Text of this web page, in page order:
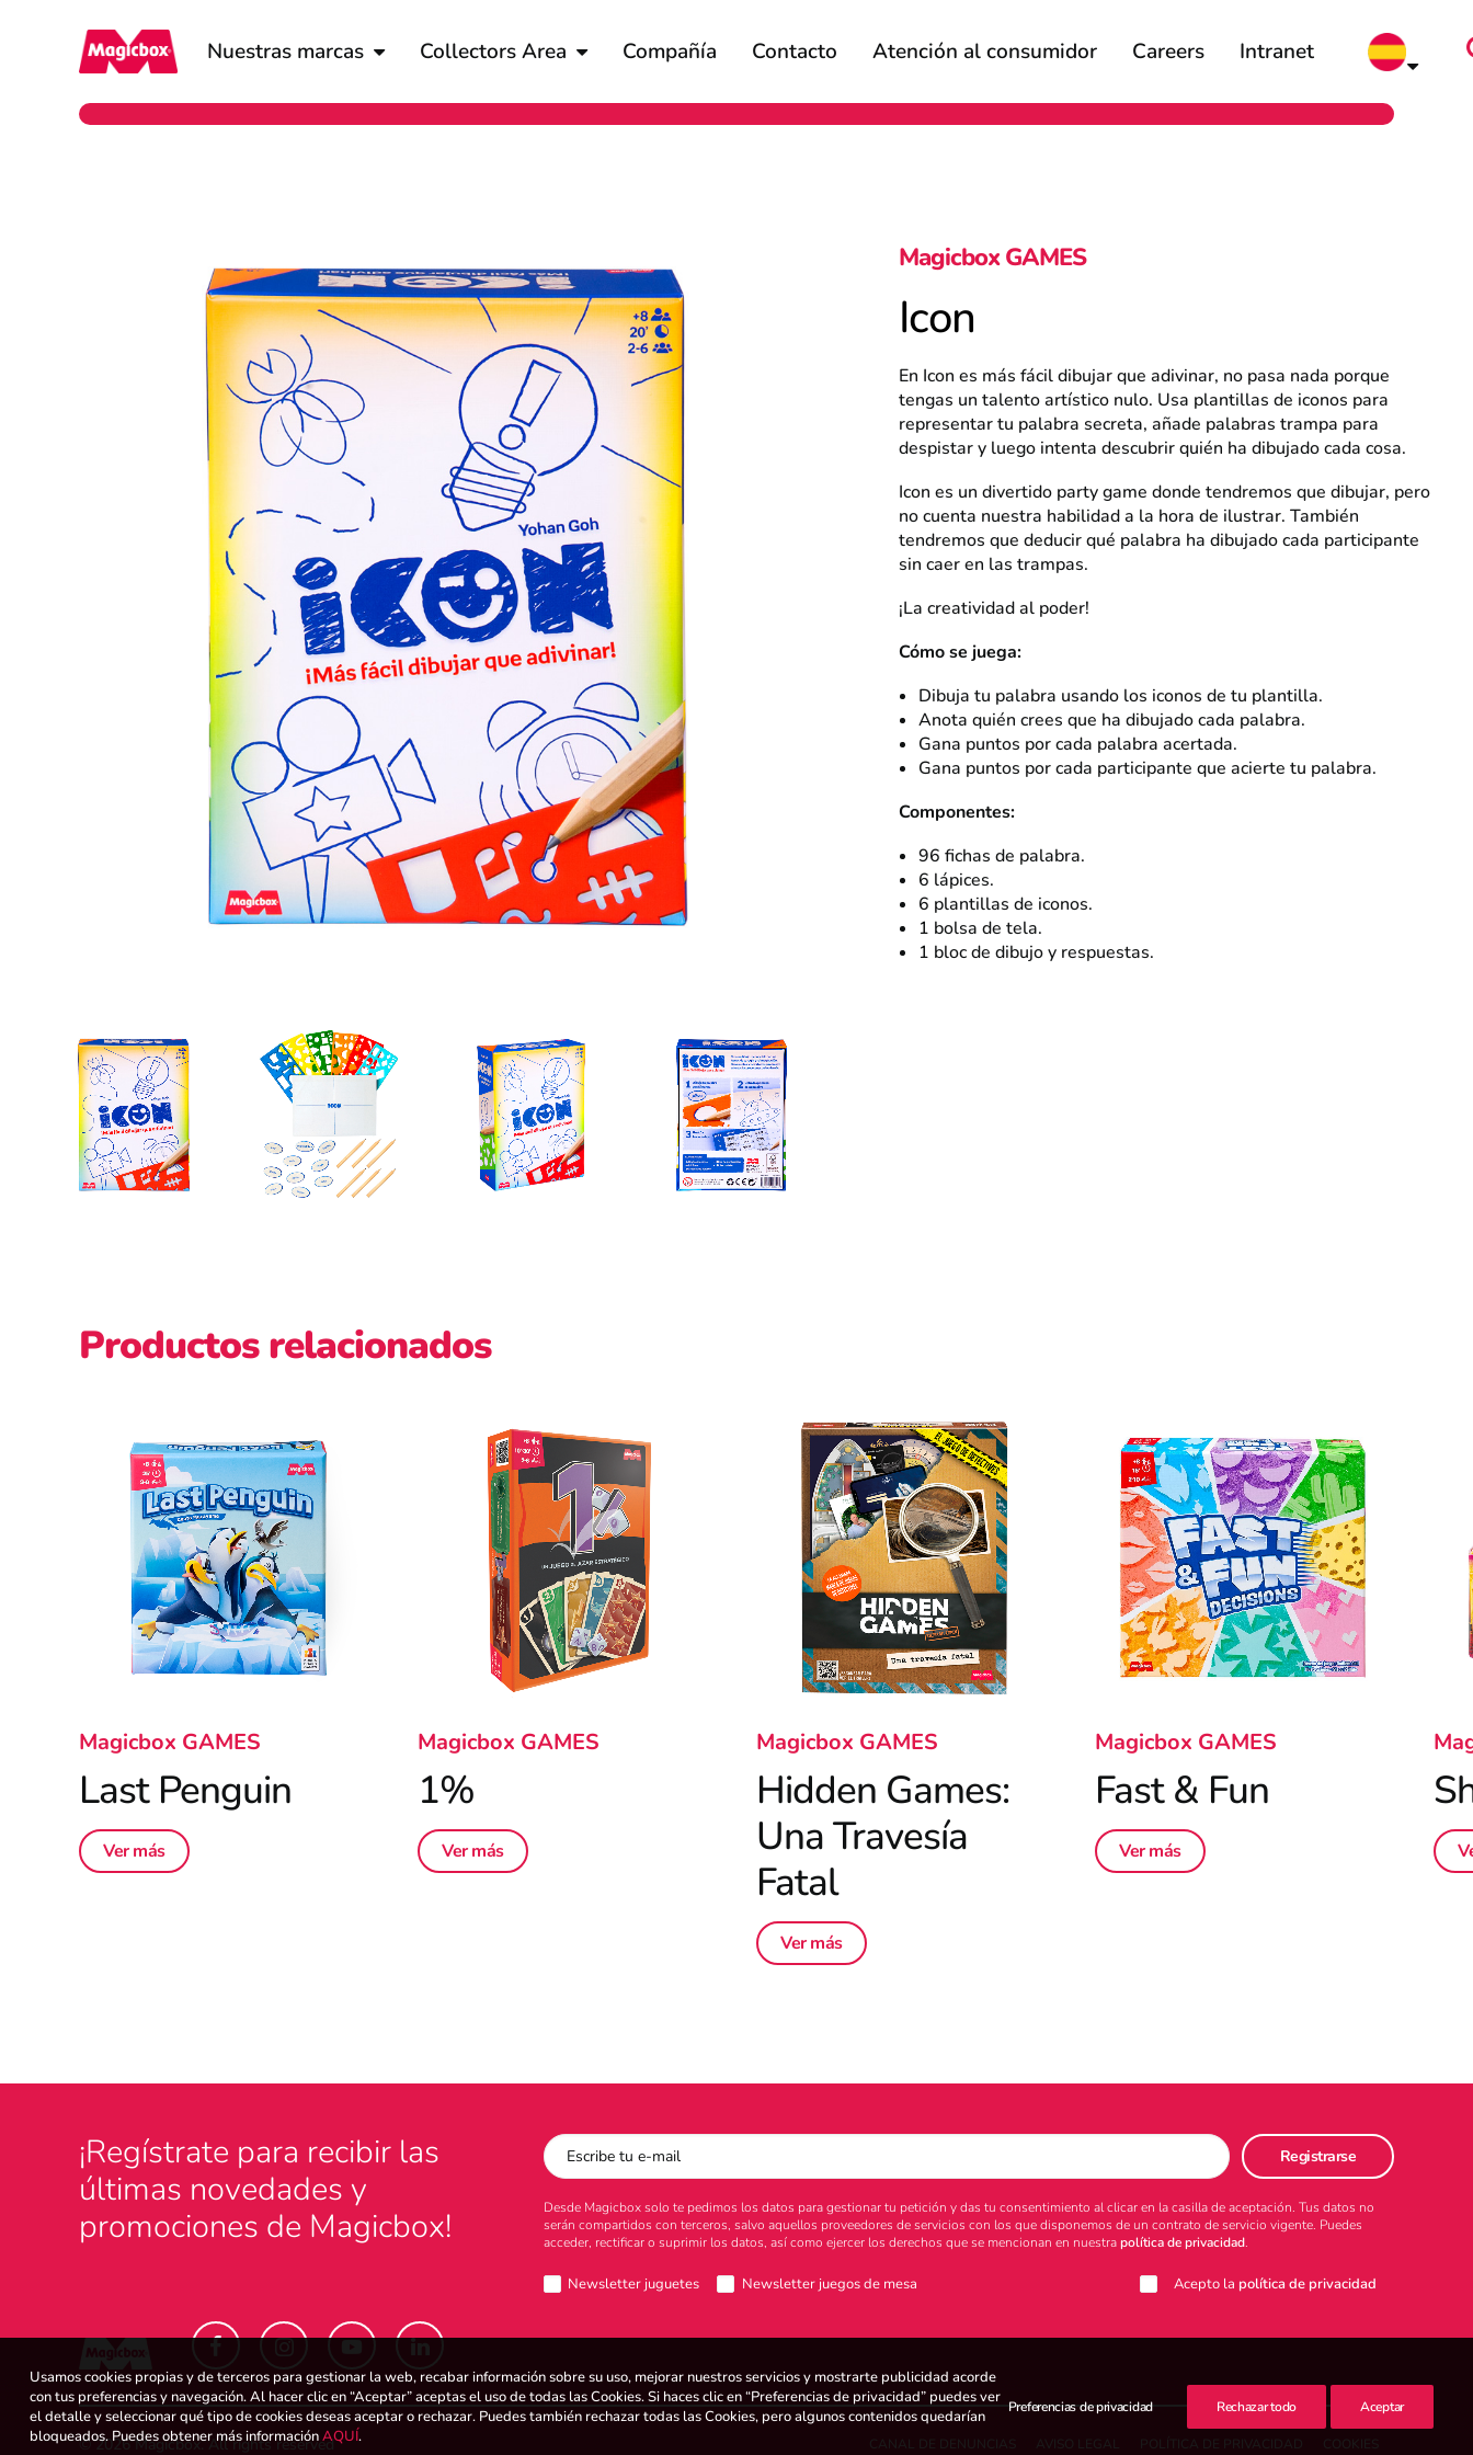
Nuestras marcas Collectors Area Compañía Contacto Atención al consumidor Careers Intranet
Magicbox GAMES
Icon
En Icon es más fácil dibujar que adivinar, no pasa nada porque
tengas un talento artístico nulo. Usa plantillas de iconos para
representar tu palabra secreta, añade palabras trampa para
despistar y luego intenta descubrir quién ha dibujado cada cosa.
Icon es un divertido party game donde tendremos que dibujar, pero
no cuenta nuestra habilidad a la hora de ilustrar. También
tendremos que deducir qué palabra ha dibujado cada participante
sin caer en las trampas.
¡La creatividad al poder!
Cómo se juega:
Dibuja tu palabra usando los iconos de tu plantilla.
Anota quién crees que ha dibujado cada palabra.
Gana puntos por cada palabra acertada.
Gana puntos por cada participante que acierte tu palabra.
Componentes:
96 fichas de palabra.
6 lápices.
6 plantillas de iconos.
1 bolsa de tela.
1 bloc de dibujo y respuestas.
Productos relacionados
Magicbox GAMES
Last Penguin
Ver más
Magicbox GAMES
1%
Ver más
Magicbox GAMES
Hidden Games:
Una Travesía
Fatal
Ver más
Magicbox GAMES
Fast & Fun
Ver más
¡Regístrate para recibir las
últimas novedades y
promociones de Magicbox!
Desde Magicbox solo te pedimos los datos para gestionar tu petición y das tu consentimiento al clicar en la casilla de aceptación. Tus datos no
serán compartidos con terceros, salvo aquellos proveedores de servicios con los que disponemos de un contrato de servicio vigente. Puedes
acceder, rectificar o suprimir los datos, así como ejercer los derechos que se mencionan en nuestrapolítica de privacidad.
Newsletter juguetes Newsletter juegos de mesa Acepto la política de privacidad
© 2026 Magicbox.All rights reserved
Usamos cookies propias y de terceros para gestionar la web, recabar información sobre su uso, mejorar nuestros servicios y mostrarte publicidad acorde
con tus preferencias y navegación. Al hacer clic en “Aceptar” aceptas el uso de todas las Cookies. Si haces clic en “Preferencias de privacidad” puedes ver
el detalle y seleccionar qué tipo de cookies deseas aceptar o rechazar. Puedes también rechazar todas las Cookies, pero algunos contenidos quedarían
bloqueados. Puedes obtener más informaciónAQUÍ.
Preferencias de privacidad Rechazar todo Aceptar